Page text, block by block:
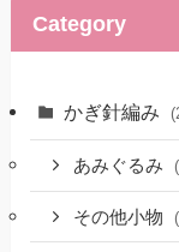
Category
かぎ針編み
あみぐるみ
その他小物